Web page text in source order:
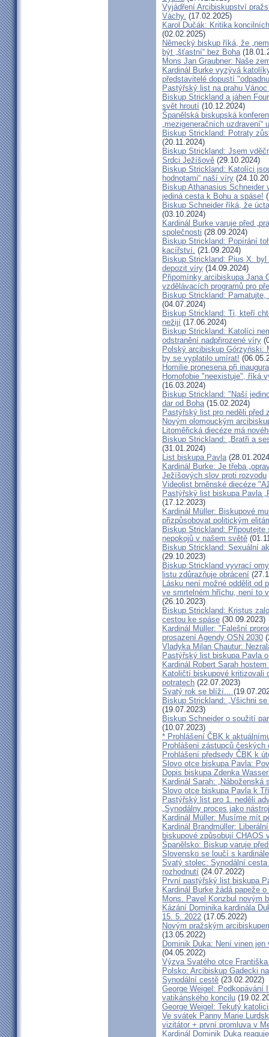
Vyjádření Arcibiskupství
Váchy. (17.02.2025)
Karol Dučák: Kritika
(02.02.2025)
Německý biskup říká, že
být „šťastní“ bez Boha
Mons Jan Graubner: Naše
Kardinál Burke vyzývá
představitelé dopustí
Pastýřský list na prahu
Biskup Strickland a jáhen
svět hroutí (10.12.2024)
Španělská biskupská
„mezigeneračních
Biskup Strickland: Potraty
(20.11.2024)
Biskup Strickland: Jsem
Srdci Ježíšově (29.10.2024)
Biskup Strickland: Katolíci
hodnotami“ naší víry
Biskup Athanasius
jediná cesta k Bohu a spáse!
Biskup Schneider říká, že
(03.10.2024)
Kardinál Burke varuje před
společnosti (28.09.2024)
Biskup Strickland: Popírání
kacířství. (21.09.2024)
Biskup Strickland: Pius X.
depozit víry (14.09.2024)
Připomínky arcibiskupa Jana
vzdělávacích programů pro
Biskup Strickland:
(04.07.2024)
Biskup Strickland: Ti, kteří
nežijí (17.06.2024)
Biskup Strickland: Katolíci
odstranění nadpřirozené víry
Polský arcibiskup Górzyński:
by se vyplatilo umírat!
Homilie pronesena při
Homofobie "neexistuje", říká
(16.03.2024)
Biskup Strickland: "Naší
dar od Boha(15.02.2024)
Pastýřský list pro neděli před
Novým olomouckým
Litoměřická diecéze má
Biskup Strickland: „Bratři a
(31.01.2024)
List biskupa Pavla
Kardinál Burke: Je třeba
Ježíšových slov proti rozvodu
Videolist brněnské diecéze
Pastýřský list biskupa Pavla
(17.12.2023)
Kardinál Müller: Biskupové
přizpůsobovat politickým
Biskup Strickland:
nepokojů v našem světě
Biskup Strickland: Sexuální
(29.10.2023)
Biskup Strickland vyvrací
listu zdůrazňuje obrácení
Lásku není možné oddělit od
ve smrtelném hříchu, není to
(26.10.2023)
Biskup Strickland: Kristus
cestou ke spáse (30.09.2023)
Kardinál Müller: "Falešní
prosazení Agendy OSN 2030
Vladyka Milan Chautur:
Pastýřský list biskupa Pavla
Kardinál Robert Sarah
Katoličtí biskupové kritizovali
potratech (22.07.2023)
Svatý rok se blíží...
Biskup Strickland: „Všichni
(19.07.2023)
Biskup Schneider o soužití
(10.07.2023)
* Prohlášení ČBK k
Prohlášení zástupců
Prohlášení předsedy ČBK k
Slovo otce biskupa Pavla:
Dopis biskupa Zdenka
Kardinál Sarah: „Náboženská
Slovo otce biskupa Pavla k
Pastýřský list pro 1. neděli
„Synodálny proces jako
Kardinál Müller: Musíme mít
Kardinál Brandmüller:
biskupové způsobují CHAOS
Španělsko: Biskup varuje
Slovensko se loučí s
Svatý stolec: Synodální
rozhodnutí (24.07.2022)
První pastýřský list biskupa
Kardinál Burke žádá papeže
Mons. Pavel Konzbul novým
Kázání Dominika kardinála
15. 5. 2022 (17.05.2022)
Novým pražským
(13.05.2022)
Dominik Duka: Není vinen
(04.05.2022)
Výzva Svatého otce
Polsko: Arcibiskup Gadecki
Synodální cestě (23.02.2022)
George Weigel: Podkopávání
vatikánského koncilu
George Weigel: Tekutý
Ve svátek Panny Marie
vizitátor + první promluva v
Kardinál Dominik Duka